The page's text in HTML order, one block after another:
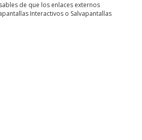
de que los enlaces externos
Interactivos o Salvapantallas